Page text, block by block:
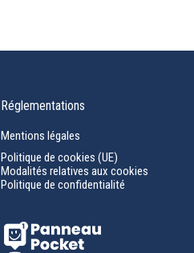
Réglementations
Mentions légales
Politique de cookies (UE)
Modalités relatives aux cookies
Politique de confidentialité